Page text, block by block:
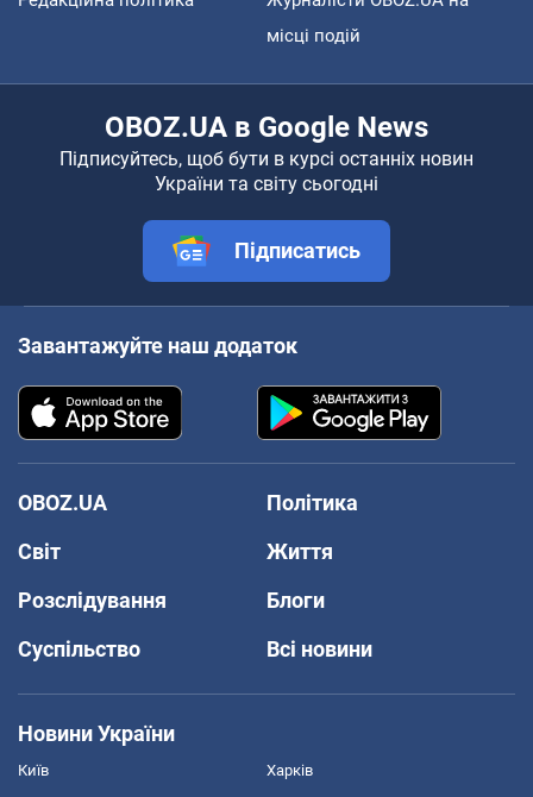
місці подій
OBOZ.UA в Google News
Підписуйтесь, щоб бути в курсі останніх новин
України та світу сьогодні
Підписатись
Завантажуйте наш додаток
OBOZ.UA
Політика
Світ
Життя
Розслідування
Блоги
Суспільство
Всі новини
Новини України
Київ Харків